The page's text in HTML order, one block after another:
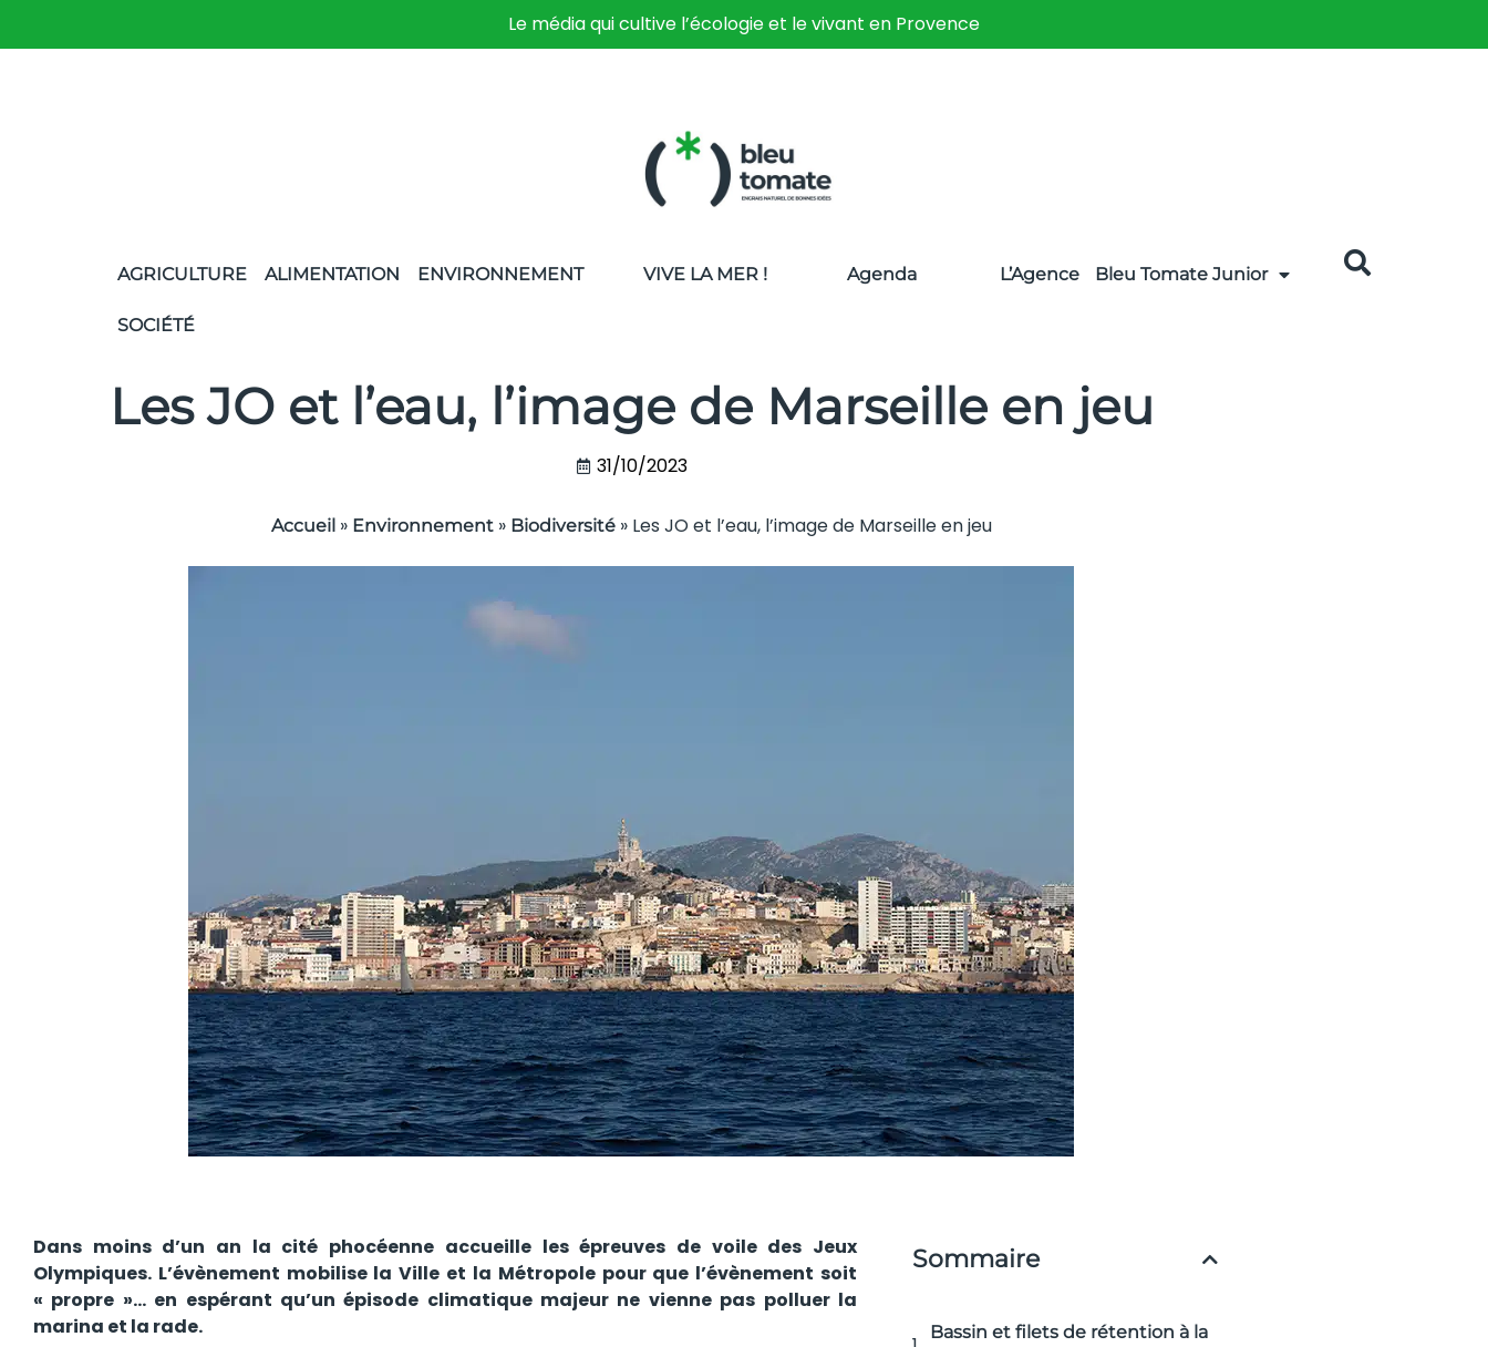
Le média qui cultive l’écologie et le vivant en Provence
AGRICULTURE ALIMENTATION ENVIRONNEMENT
SOCIÉTÉ
VIVE LA MER ! Agenda L’Agence Bleu Tomate Junior
Les JO et l’eau, l’image de Marseille en jeu
31/10/2023
Accueil» Environnement» Biodiversité» Les JO et l’eau, l’image de Marseille en jeu
Dans moins d’un an la cité phocéenne accueille les épreuves de voile des Jeux
Olympiques. L’évènement mobilise la Ville et la Métropole pour que l’évènement soit
« propre »… en espérant qu’un épisode climatique majeur ne vienne pas polluer la
marina et la rade.
Sommaire
Bassin et filets de rétention à la